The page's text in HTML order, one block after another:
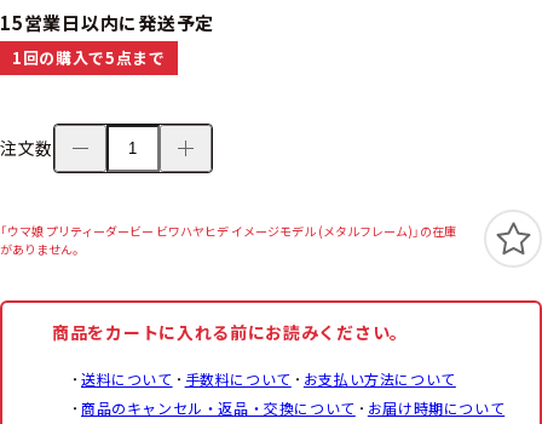
15営業日以内に発送予定
1回の購入で5点まで
注文数
「ウマ娘 プリティーダービー ビワハヤヒデ イメージモデル (メタルフレーム)」の在庫
がありません。
商品をカートに入れる前にお読みください。
送料について 手数料について
お支払い方法について
商品のキャンセル・返品・交換について
お届け時期について